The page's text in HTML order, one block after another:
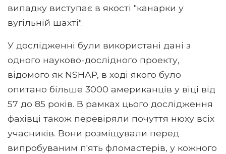
випадку виступає в якості "канарки у
вугільній шахті".
У дослідженні були використані дані з
одного науково-дослідного проекту,
відомого як NSHAP, в ході якого було
опитано більше 3000 американців у віці від
57 до 85 років. В рамках цього дослідження
фахівці також перевіряли почуття нюху всіх
учасників. Вони розміщували перед
випробуваним п'ять фломастерів, у кожного